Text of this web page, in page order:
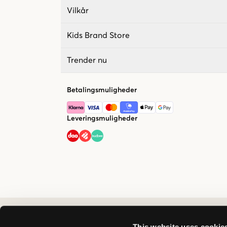
Vilkår
Kids Brand Store
Trender nu
Betalingsmuligheder
Leveringsmuligheder